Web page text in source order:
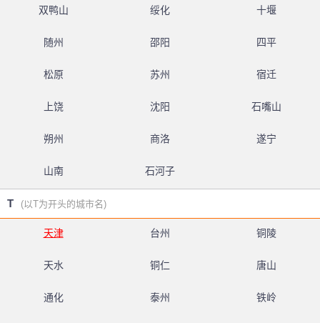
双鸭山 绥化 十堰
随州 邵阳 四平
松原 苏州 宿迁
上饶 沈阳 石嘴山
朔州 商洛 遂宁
山南 石河子
T (以T为开头的城市名)
天津 台州 铜陵
天水 铜仁 唐山
通化 泰州 铁岭